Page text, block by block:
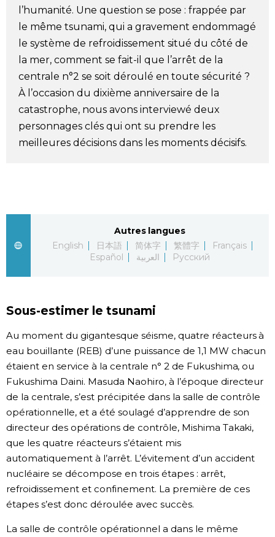
En plus
Données
Séries
Personnages
Chroniques
Vidéos
Tokyo
official SNS
l’humanité. Une question se pose : frappée par
le même tsunami, qui a gravement endommagé
le système de refroidissement situé du côté de
la mer, comment se fait-il que l’arrêt de la
centrale n°2 se soit déroulé en toute sécurité ?
À l’occasion du dixième anniversaire de la
catastrophe, nous avons interviewé deux
personnages clés qui ont su prendre les
meilleures décisions dans les moments décisifs.
Autres langues
English
日本語 简体字 繁體字
Français
Español
العربية Русский
Sous-estimer le tsunami
Au moment du gigantesque séisme, quatre réacteurs à
eau bouillante (REB) d’une puissance de 1,1 MW chacun
étaient en service à la centrale n° 2 de Fukushima, ou
Fukushima Daini. Masuda Naohiro, à l’époque directeur
de la centrale, s’est précipitée dans la salle de contrôle
opérationnelle, et a été soulagé d’apprendre de son
directeur des opérations de contrôle, Mishima Takaki,
que les quatre réacteurs s’étaient mis
automatiquement à l’arrêt. L’évitement d’un accident
nucléaire se décompose en trois étapes : arrêt,
refroidissement et confinement. La première de ces
étapes s’est donc déroulée avec succès.
La salle de contrôle opérationnel a dans le même